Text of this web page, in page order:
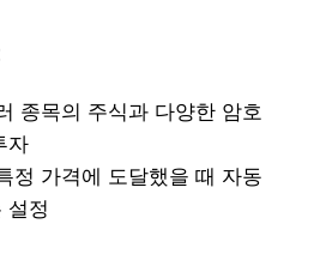
종목의 주식과 다양한 암호
자
정 가격에 도달했을 때 자동
설정